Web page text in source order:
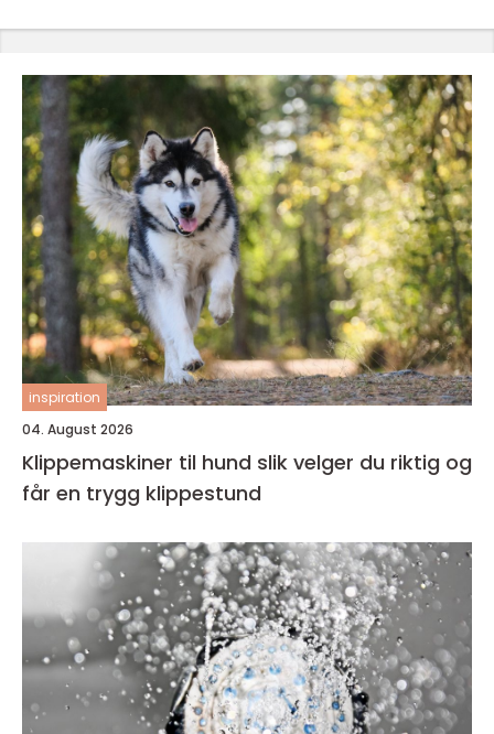
inspiration
04. August 2026
Klippemaskiner til hund slik velger du riktig og
får en trygg klippestund